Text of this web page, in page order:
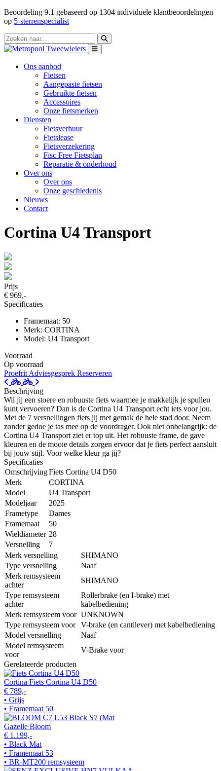
Beoordeling 9.1 gebaseerd op 1304 individuele klantbeoordelingen
op 5-sterrenspecialist
Ons aanbod
Fietsen
Aangepaste fietsen
Gebruikte fietsen
Accessoires
Onze fietsmerken
Diensten
Fietsverhuur
Fietslease
Fietsverzekering
Fisc Free Fietsplan
Reparatie & onderhoud
Over ons
Over ons
Onze geschiedenis
Nieuws
Contact
Cortina U4 Transport
Prijs
€ 969,-
Specificaties
Framemaat: 50
Merk: CORTINA
Model: U4 Transport
Voorraad
Op voorraad
Proefrit Adviesgesprek Reserveren
Beschrijving
Wil jij een stoere en robuuste fiets waarmee je makkelijk je spullen
kunt vervoeren? Dan is de Cortina U4 Transport echt iets voor jou.
Met de 7 versnellingen fiets jij met gemak de hele stad door. Neem
zonder gedoe je tas mee op de voordrager. Ook niet onbelangrijk: de
Cortina U4 Transport ziet er top uit. Het robuuste frame, de gave
kleuren en de mooie details zorgen ervoor dat je fiets perfect aansluit
bij jouw stijl. Voor welke kleur ga jij?
Specificaties
OmschrijvingFiets Cortina U4 D50
Merk
CORTINA
Model
U4 Transport
Modeljaar
2025
Frametype
Dames
Framemaat
50
Wieldiameter 28
Versnelling
7
Merk versnelling
SHIMANO
Type versnelling
Naaf
Merk remsysteem
achter
SHIMANO
Type remsysteem
achter
Rollerbrake (en I-brake) met
kabelbediening
Merk remsysteem voor UNKNOWN
Type remsysteem voor
V-brake (en cantilever) met kabelbediening
Model versnelling
Naaf
Model remsysteem
voor
V-Brake voor
Gerelateerde producten
Cortina Fiets Cortina U4 D50
€ 789,-
• Grijs
• Framemaat 50
Gazelle Bloom
€ 1.199,-
• Black Mat
• Framemaat 53
• BR-MT200 remsysteem